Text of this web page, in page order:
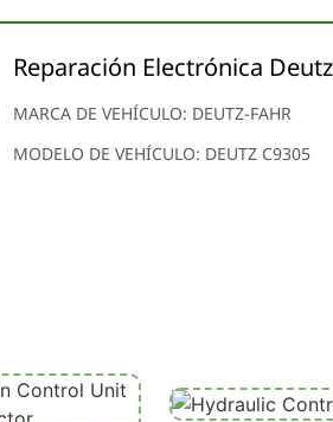
Reparación Electrónica
MARCA DE VEHÍCULO: DEUTZ-FAHR
MODELO DE VEHÍCULO: DEUTZ C9305